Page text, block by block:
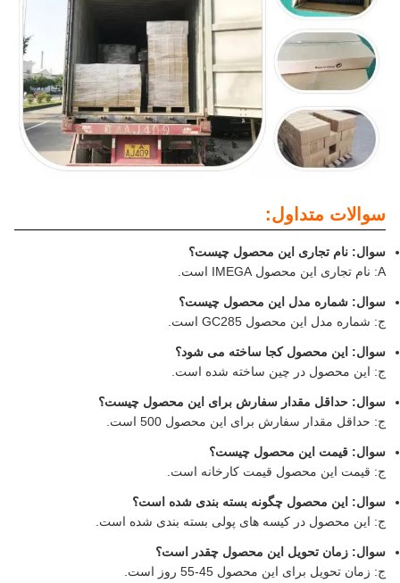
سوالات متداول:
سوال: نام تجاری این محصول چیست؟
A: نام تجاری این محصول IMEGA است.
سوال: شماره مدل این محصول چیست؟
ج: شماره مدل این محصول GC285 است.
سوال: این محصول کجا ساخته می شود؟
ج: این محصول در چین ساخته شده است.
سوال: حداقل مقدار سفارش برای این محصول چیست؟
ج: حداقل مقدار سفارش برای این محصول 500 است.
سوال: قیمت این محصول چیست؟
ج: قیمت این محصول قیمت کارخانه است.
سوال: این محصول چگونه بسته بندی شده است؟
ج: این محصول در کیسه های پولی بسته بندی شده است.
سوال: زمان تحویل این محصول چقدر است؟
ج: زمان تحویل برای این محصول 45-55 روز است.